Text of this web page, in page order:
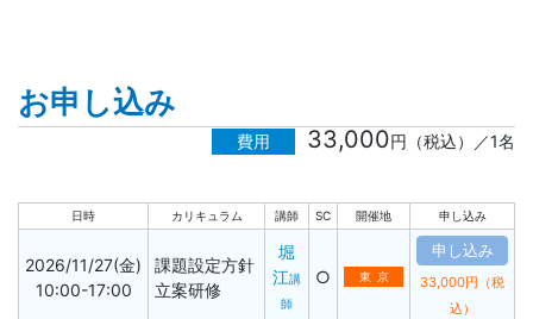
お申し込み
費用 33,000円（税込）／1名
日時 カリキュラム 講師 SC 開催地 申し込み
2026/11/27(金)
10:00-17:00
課題設定方針
立案研修
堀
江講
師
○ 東京
申し込み
33,000円（税
込）